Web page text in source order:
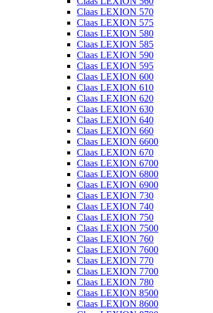
Claas LEXION 570
Claas LEXION 575
Claas LEXION 580
Claas LEXION 585
Claas LEXION 590
Claas LEXION 595
Claas LEXION 600
Claas LEXION 610
Claas LEXION 620
Claas LEXION 630
Claas LEXION 640
Claas LEXION 660
Claas LEXION 6600
Claas LEXION 670
Claas LEXION 6700
Claas LEXION 6800
Claas LEXION 6900
Claas LEXION 730
Claas LEXION 740
Claas LEXION 750
Claas LEXION 7500
Claas LEXION 760
Claas LEXION 7600
Claas LEXION 770
Claas LEXION 7700
Claas LEXION 780
Claas LEXION 8500
Claas LEXION 8600